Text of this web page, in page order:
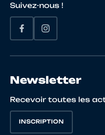
Suivez-nous !
Newsletter
Recevoir toutes les
INSCRIPTION